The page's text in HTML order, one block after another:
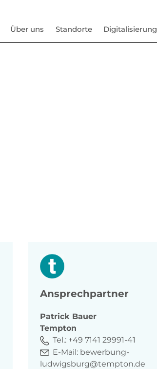
Über uns Standorte Digitalisierung
Ansprechpartner
Patrick Bauer
Tempton
Tel.: +49 7141 29991-41
E-Mail: bewerbung-
ludwigsburg@tempton.de